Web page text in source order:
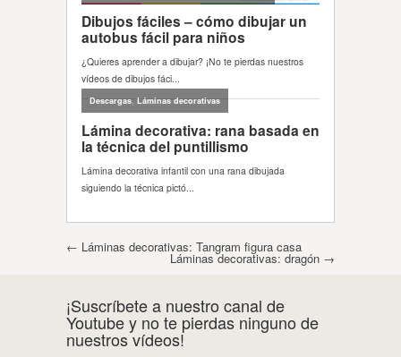
Post navigation
← Láminas decorativas: Tangram figura casa
Láminas decorativas: dragón →
¡Suscríbete a nuestro canal de
Youtube y no te pierdas ninguno de
nuestros vídeos!